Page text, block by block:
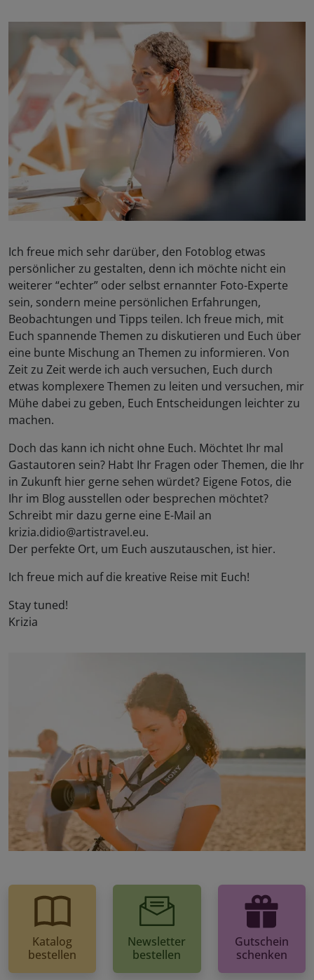
Ich freue mich sehr darüber, den Fotoblog etwas
persönlicher zu gestalten, denn ich möchte nicht ein
weiterer “echter” oder selbst ernannter Foto-Experte
sein, sondern meine persönlichen Erfahrungen,
Beobachtungen und Tipps teilen. Ich freue mich, mit
Euch spannende Themen zu diskutieren und Euch über
eine bunte Mischung an Themen zu informieren. Von
Zeit zu Zeit werde ich auch versuchen, Euch durch
etwas komplexere Themen zu leiten und versuchen, mir
Mühe dabei zu geben, Euch Entscheidungen leichter zu
machen.
Doch das kann ich nicht ohne Euch. Möchtet Ihr mal
Gastautoren sein? Habt Ihr Fragen oder Themen, die Ihr
in Zukunft hier gerne sehen würdet? Eigene Fotos, die
Ihr im Blog ausstellen oder besprechen möchtet?
Schreibt mir dazu gerne eine E-Mail an
krizia.didio@artistravel.eu.
Der perfekte Ort, um Euch auszutauschen, ist hier.
Ich freue mich auf die kreative Reise mit Euch!
Stay tuned!
Krizia
Katalog
bestellen
Newsletter
bestellen
Gutschein
schenken